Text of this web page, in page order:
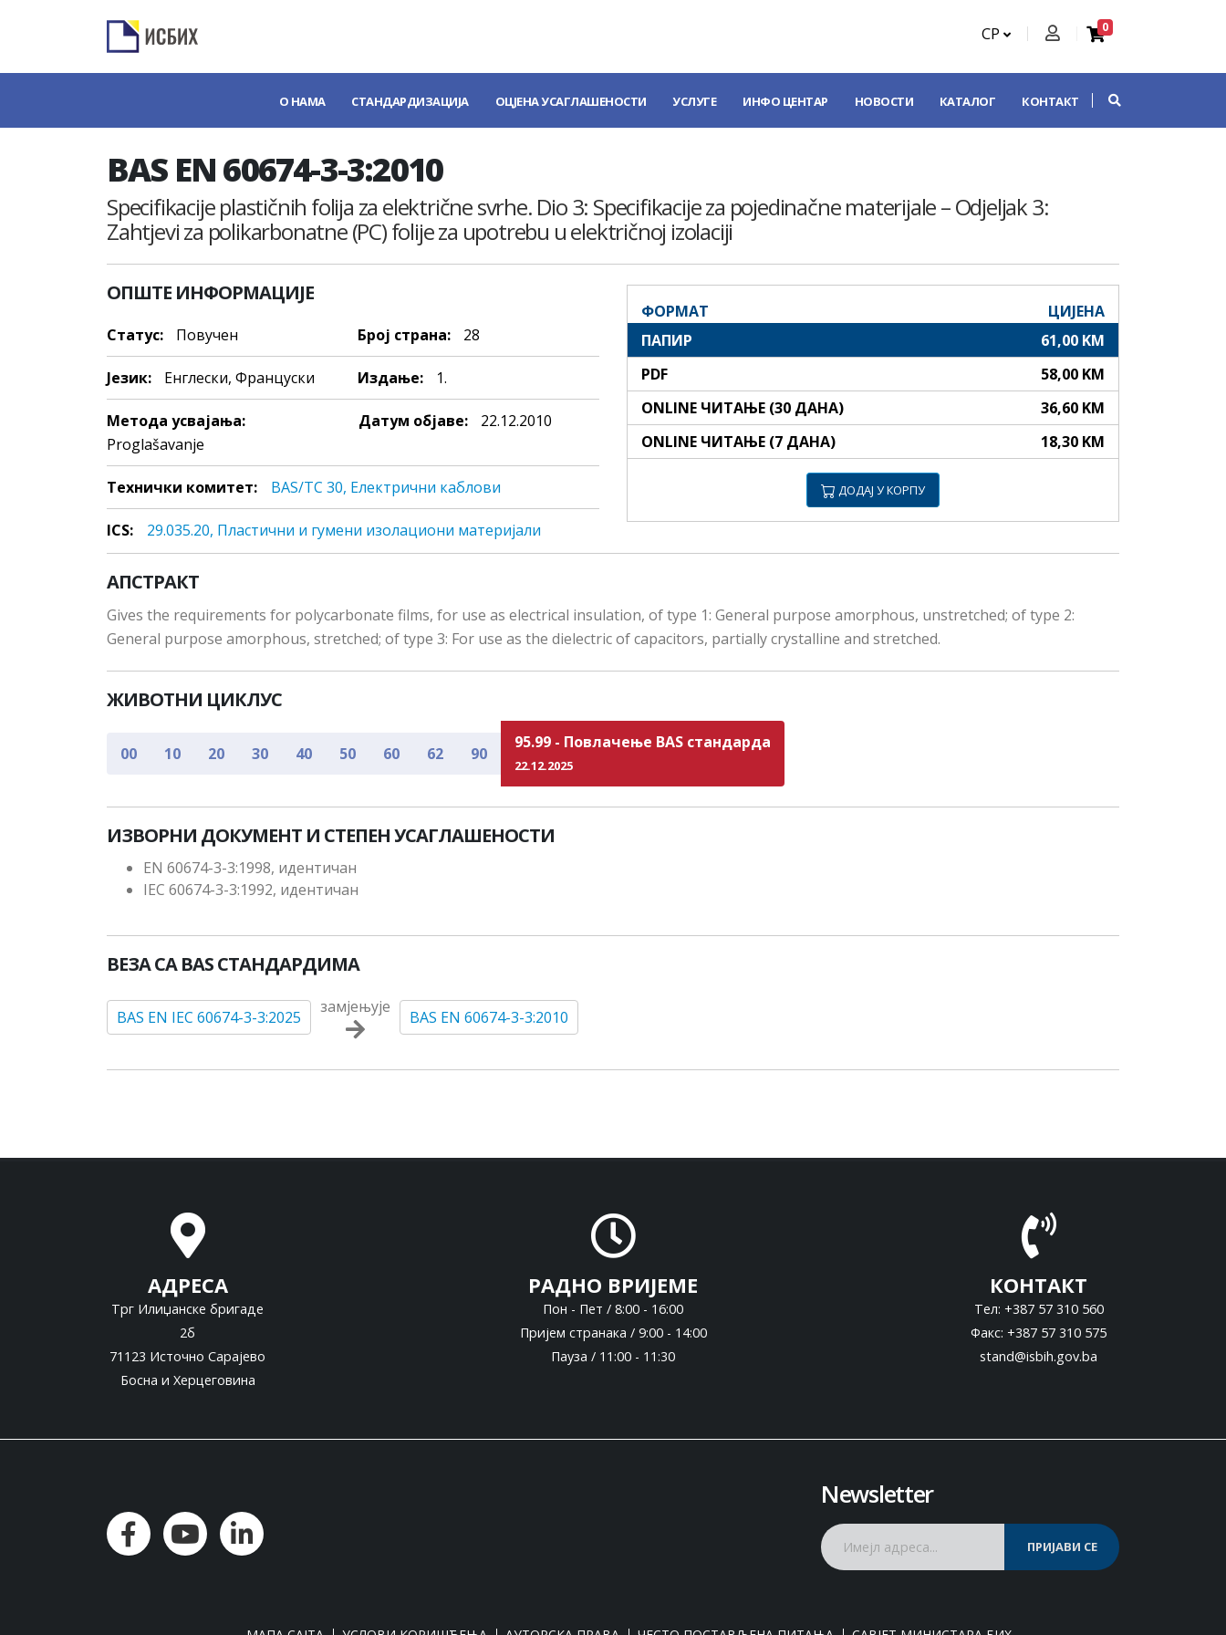
СР 0
О НАМА СТАНДАРДИЗАЦИЈА ОЦЈЕНА УСАГЛАШЕНОСТИ УСЛУГЕ ИНФО ЦЕНТАР НОВОСТИ КАТАЛОГ КОНТАКТ
BAS EN 60674-3-3:2010
Specifikacije plastičnih folija za električne svrhe. Dio 3: Specifikacije za pojedinačne materijale – Odjeljak 3:
Zahtjevi za polikarbonatne (PC) folije za upotrebu u električnoj izolaciji
ОПШТЕ ИНФОРМАЦИЈЕ
Статус: Повучен Број страна: 28
Језик: Енглески, Француски Издање: 1.
Метода усвајања:
Proglašavanje
Датум објаве: 22.12.2010
Технички комитет: BAS/TC 30, Електрични каблови
ICS: 29.035.20, Плaстични и гумeни изoлaциoни мaтeриjaли
ФОРМАТ
ЦИЈЕНА
ПАПИР
61,00 KM
PDF
58,00 KM
ONLINE ЧИТАЊЕ (30 ДАНА)
36,60 KM
ONLINE ЧИТАЊЕ (7 ДАНА)
18,30 KM
ДОДАЈ У КОРПУ
АПСТРАКТ
Gives the requirements for polycarbonate films, for use as electrical insulation, of type 1: General purpose amorphous, unstretched; of type 2:
General purpose amorphous, stretched; of type 3: For use as the dielectric of capacitors, partially crystalline and stretched.
ЖИВОТНИ ЦИКЛУС
00 10 20 30 40 50 60 62 90
95.99 - Повлачење BAS стандарда
22.12.2025
ИЗВОРНИ ДОКУМЕНТ И СТЕПЕН УСАГЛАШЕНОСТИ
EN 60674-3-3:1998, идентичан
IEC 60674-3-3:1992, идентичан
ВЕЗА СА BAS СТАНДАРДИМА
BAS EN IEC 60674-3-3:2025
замјењује
BAS EN 60674-3-3:2010
АДРЕСА
Трг Илиџанске бригаде
2б
71123 Источно Сарајево
Босна и Херцеговина
РАДНО ВРИЈЕМЕ
Пон - Пет / 8:00 - 16:00
Пријем странака / 9:00 - 14:00
Пауза / 11:00 - 11:30
КОНТАКТ
Тел: +387 57 310 560
Факс: +387 57 310 575
stand@isbih.gov.ba
Newsletter
ПРИЈАВИ СЕ